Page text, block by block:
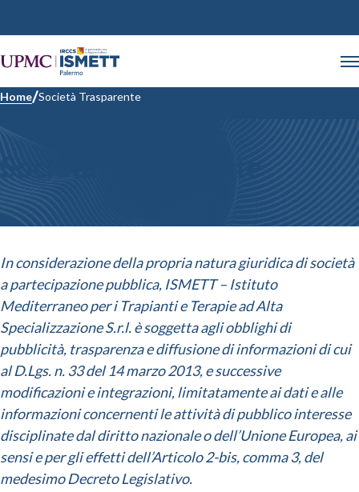
Home Società Trasparente
In considerazione della propria natura giuridica di società
a partecipazione pubblica, ISMETT – Istituto
Mediterraneo per i Trapianti e Terapie ad Alta
Specializzazione S.r.l. è soggetta agli obblighi di
pubblicità, trasparenza e diffusione di informazioni di cui
al D.Lgs. n. 33 del 14 marzo 2013, e successive
modificazioni e integrazioni, limitatamente ai dati e alle
informazioni concernenti le attività di pubblico interesse
disciplinate dal diritto nazionale o dell’Unione Europea, ai
sensi e per gli effetti dell’Articolo 2-bis, comma 3, del
medesimo Decreto Legislativo.